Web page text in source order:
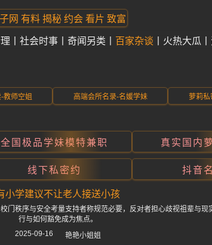
网 有料 揭秘 约会 看片 致富
社会时事 奇闻另类 百家杂谈 火热大瓜
教师空姐 高端会所名录-名媛学妹 萝莉
全国极品学妹模特兼职 真实国内
线下私密约 抖音
小学建议不让老人接送小孩
门秩序与安全考量支持者称规范必要，反对者担心歧视祖辈与现
行与如何豁免成为焦点。
2025-09-16
艳艳小姐姐